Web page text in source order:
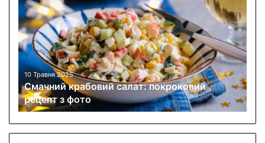
ч
н
и
й
к
р
а
б
о
в
10 Травня 2025
Смачний крабовий салат: покроковий
рецепт з фото